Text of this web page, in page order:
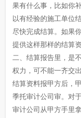
果有什么事，比如你
以有经验的施工单位
尽快完成结算。如果
提供这样那样的结算
二、结算报告里，是
权力，可不能一齐交出
结算资料报甲方后，
季托审计公司审。对
审计公司从甲方手里